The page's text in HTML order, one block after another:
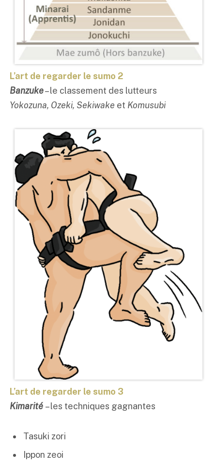
L’art de regarder le sumo 2
Banzuke– le classement des lutteurs
Yokozuna, Ozeki, Sekiwake et Komusubi
L’art de regarder le sumo 3
Kimarité – les techniques gagnantes
Tasuki zori
Ippon zeoi